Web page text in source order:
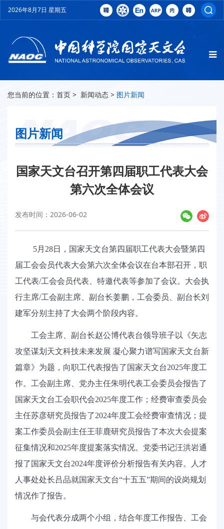
2026年8月7日 星期五
您当前的位置： 首页 > 新闻动态 > 图片新闻
图片新闻
国家天文台召开第四届职工代表大会
第六次全体会议
发布时间：2026-06-02
5月 28日，国家天文台第四届职工代表大会暨第四
届工会会员代表大会第六次全体会议在台本部召开，职
工代表/工会会员代表、特邀代表等参加了会议。大会执
行主席/工会副主席、副台长姜鹏，工会委员、副台长刘
建军分别主持了大会两个阶段内容。
工会主席、副台长赵公博代表台领导班子以《矢志
攻坚谋划天文科技未来发展 凝心聚力谱写国家天文台新
篇章》为题，向职工代表报告了国家天文台2025年度工
作。工会副主席、党办主任朱明代表工会委员会报告了
国家天文台工会职代会2025年度工作；经费审查委员会
主任苏彦研究员报告了2024年度工会经费审查情况；提
案工作委员会副主任王菲鹿研究员报告了本次大会提案
征集情况和2025年度提案落实情况。党委书记汪洪岩通
报了国家天文台2024年度评价分析报告有关内容。人才
人事处处长吕品就国家天文台“十五五”期间的设岗规划
情况作了报告。
与会代表分成两个小组，结合年度工作报告、工会